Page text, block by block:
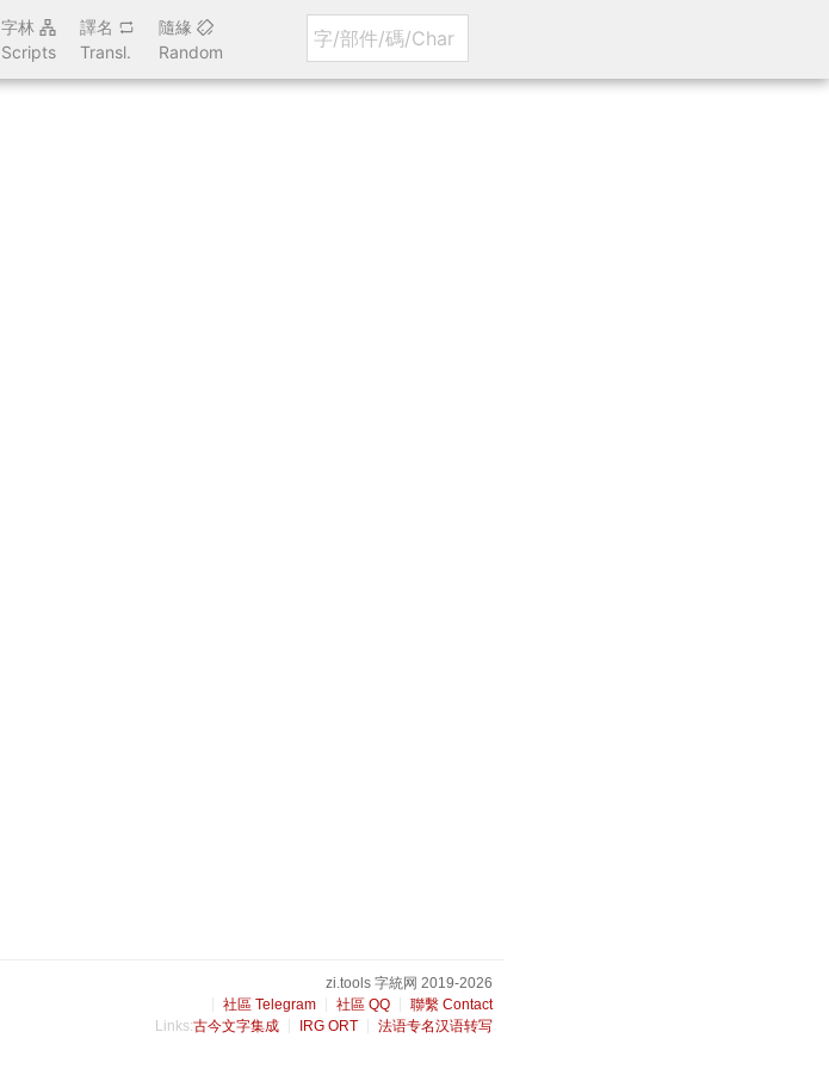
字林
Scripts
譯名
Transl.
隨緣
Random
zi.tools 字統网 2019-2026
社區 Telegram
社區 QQ
聯繫 Contact
Links:古今文字集成 IRG ORT 法语专名汉语转写